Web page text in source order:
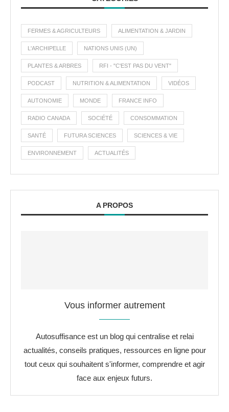
FERMES & AGRICULTEURS ALIMENTATION & JARDIN
L'ARCHIPELLE NATIONS UNIS (UN)
PLANTES & ARBRES RFI - "C'EST PAS DU VENT"
PODCAST NUTRITION & ALIMENTATION VIDÉOS
AUTONOMIE MONDE FRANCE INFO
RADIO CANADA SOCIÉTÉ CONSOMMATION
SANTÉ FUTURA SCIENCES SCIENCES & VIE
ENVIRONNEMENT ACTUALITÉS
A PROPOS
Vous informer autrement
Autosuffisance est un blog qui centralise et relai
actualités, conseils pratiques, ressources en ligne pour
tout ceux qui souhaitent s'informer, comprendre et agir
face aux enjeux futurs.